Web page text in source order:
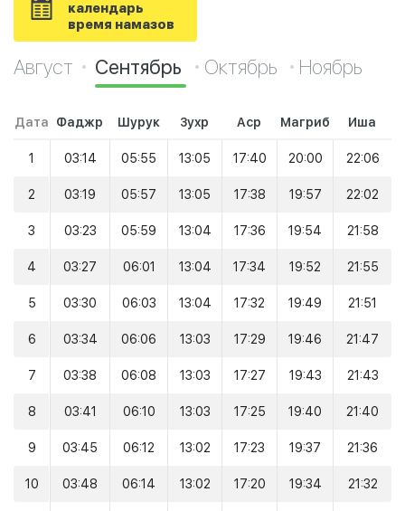
календарь
время намазов
Август Сентябрь Октябрь Ноябрь
Дата Фаджр Шурук Зухр Аср Магриб Иша
1 03:14 05:55 13:05 17:40 20:00 22:06
2 03:19 05:57 13:05 17:38 19:57 22:02
3 03:23 05:59 13:04 17:36 19:54 21:58
4 03:27 06:01 13:04 17:34 19:52 21:55
5 03:30 06:03 13:04 17:32 19:49 21:51
6 03:34 06:06 13:03 17:29 19:46 21:47
7 03:38 06:08 13:03 17:27 19:43 21:43
8 03:41 06:10 13:03 17:25 19:40 21:40
9 03:45 06:12 13:02 17:23 19:37 21:36
10 03:48 06:14 13:02 17:20 19:34 21:32